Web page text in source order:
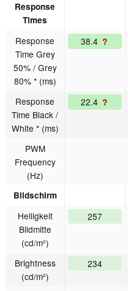
Response
Times
Response
Time Grey
50% / Grey
80% * (ms)
38.4 ?
Response
Time Black /
White * (ms)
22.4 ?
PWM
Frequency
(Hz)
Bildschirm
Helligkeit
Bildmitte
(cd/m²)
257
Brightness
(cd/m²)
234